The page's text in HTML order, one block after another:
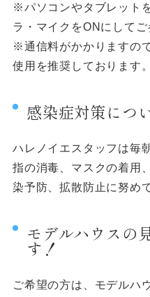
※パソコンやタブレット
ラ・マイクをONにしてご
※通信料がかかりますの
使用を推奨しております。
感染症対策につ
ハレノイエスタッフは毎
指の消毒、マスクの着用
染予防、拡散防止に努め
モデルハウスの
す！
ご希望の方は、モデルハ